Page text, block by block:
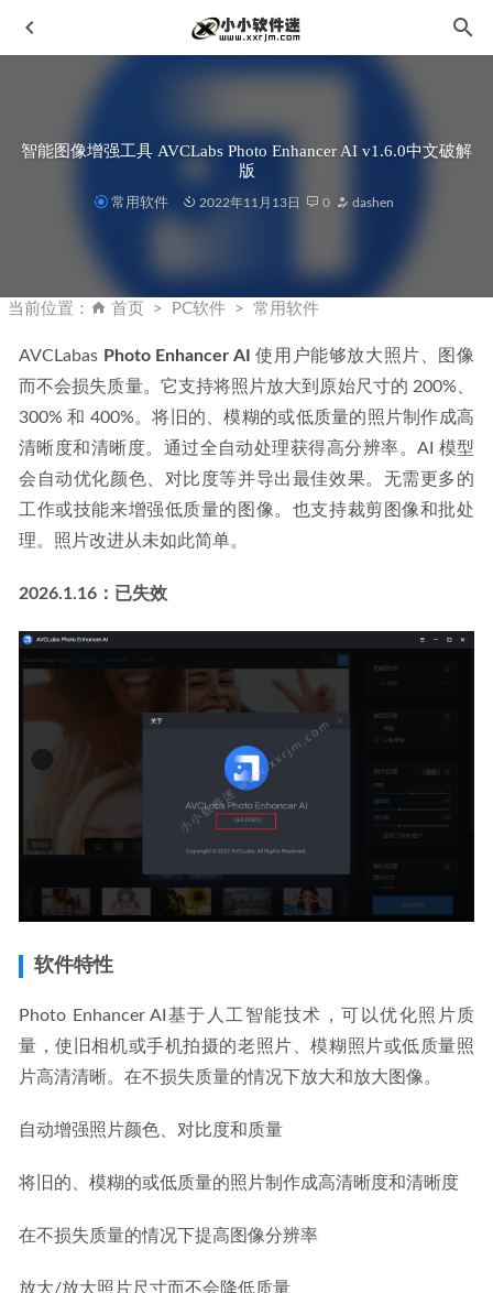
智能图像增强工具 AVCLabs Photo Enhancer AI v1.6.0中文破解
版
常用软件 2022年11月13日 0 dashen
当前位置： 首页 PC软件 常用软件
AVCLabas Photo Enhancer AI 使用户能够放大照片、图像
而不会损失质量。它支持将照片放大到原始尺寸的 200%、
300% 和 400%。将旧的、模糊的或低质量的照片制作成高
清晰度和清晰度。通过全自动处理获得高分辨率。AI 模型
会自动优化颜色、对比度等并导出最佳效果。无需更多的
工作或技能来增强低质量的图像。也支持裁剪图像和批处
理。照片改进从未如此简单。
2026.1.16：已失效
软件特性
Photo Enhancer AI基于人工智能技术，可以优化照片质
量，使旧相机或手机拍摄的老照片、模糊照片或低质量照
片高清清晰。在不损失质量的情况下放大和放大图像。
自动增强照片颜色、对比度和质量
将旧的、模糊的或低质量的照片制作成高清晰度和清晰度
在不损失质量的情况下提高图像分辨率
放大/放大照片尺寸而不会降低质量
Enscape 4.17.0.1175 官方中文破解版+破解补丁-支持SU2026
迷你画图2024R2中文版+和谐补丁 2024-02-18
Proteus7.5完美破解汉化版-单片机仿真软件下载地址和安装
教程 2020-02-06
Python2.7.6官方版下载地址和安装教程 2020-02-06